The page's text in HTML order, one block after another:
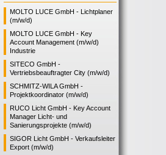
MOLTO LUCE GmbH - Lichtplaner
(m/w/d)
MOLTO LUCE GmbH - Key
Account Management (m/w/d)
Industrie
SITECO GmbH -
Vertriebsbeauftragter City (m/w/d)
SCHMITZ-WILA GmbH -
Projektkoordinator (m/w/d)
RUCO Licht GmbH - Key Account
Manager Licht- und
Sanierungsprojekte (m/w/d)
SIGOR Licht GmbH - Verkaufsleiter
Export (m/w/d)